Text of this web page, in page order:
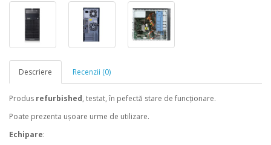
Descriere Recenzii (0)
Produs refurbished, testat, în pefectă stare de funcționare.
Poate prezenta ușoare urme de utilizare.
Echipare: